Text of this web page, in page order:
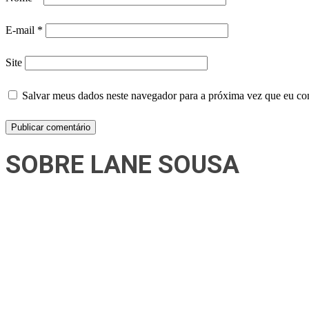
E-mail *
Site
Salvar meus dados neste navegador para a próxima vez que eu
SOBRE LANE SOUSA